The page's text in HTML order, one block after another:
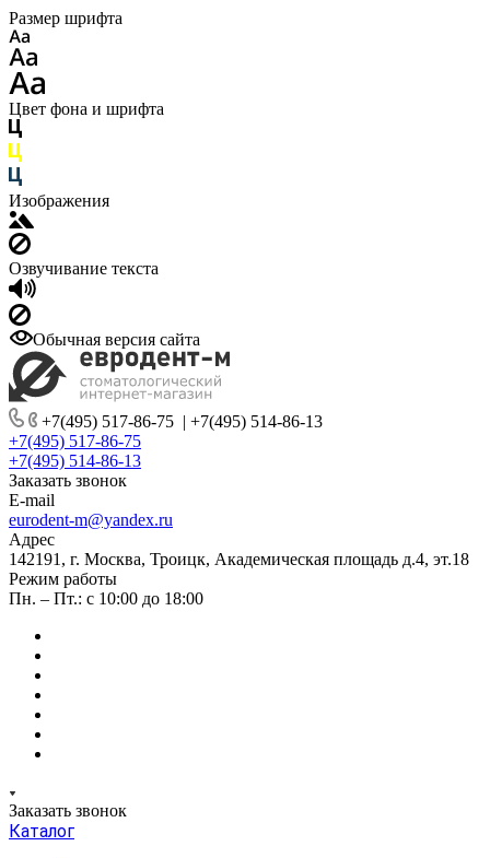
Размер шрифта
Цвет фона и шрифта
Изображения
Озвучивание текста
Обычная версия сайта
+7(495) 517-86-75 | +7(495) 514-86-13
+7(495) 517-86-75
+7(495) 514-86-13
Заказать звонок
E-mail
eurodent-m@yandex.ru
Адрес
142191, г. Москва, Троицк, Академическая площадь д.4, эт.18
Режим работы
Пн. – Пт.: с 10:00 до 18:00
Заказать звонок
Каталог